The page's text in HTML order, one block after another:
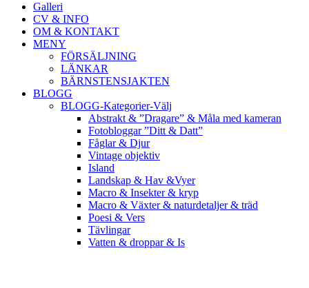
Galleri
CV & INFO
OM & KONTAKT
MENY
FÖRSÄLJNING
LÄNKAR
BÄRNSTENSJAKTEN
BLOGG
BLOGG-Kategorier-Välj
Abstrakt & ”Dragare” & Måla med kameran
Fotobloggar ”Ditt & Datt”
Fåglar & Djur
Vintage objektiv
Island
Landskap & Hav &Vyer
Macro & Insekter & kryp
Macro & Växter & naturdetaljer & träd
Poesi & Vers
Tävlingar
Vatten & droppar & Is